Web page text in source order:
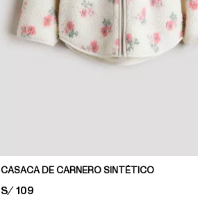
CASACA DE CARNERO SINTÉTICO
PRICE:
S/ 109